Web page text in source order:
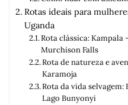
Rotas ideais para
Uganda
Rota clássica: Kampala
Murchison Falls
Rota de natureza e
Karamoja
Rota da vida
Lago Bunyonyi